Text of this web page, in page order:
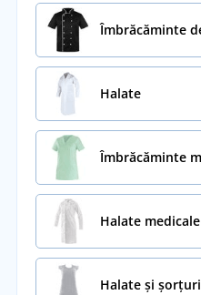
Îmbrăcăminte
Halate
Îmbrăcăminte
Halate medicale
Halate și